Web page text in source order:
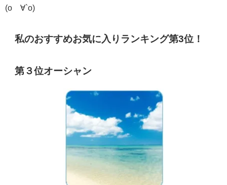
(о´∀`о)
私のおすすめお気に入りランキング第3位！
第３位オーシャン